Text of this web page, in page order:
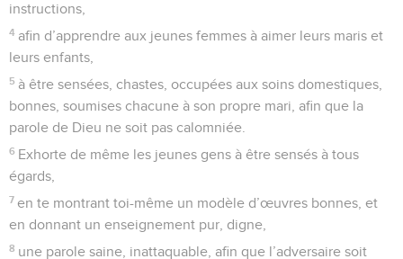
instructions,
4 afin d’apprendre aux jeunes femmes à aimer leurs maris et
leurs enfants,
5 à être sensées, chastes, occupées aux soins domestiques,
bonnes, soumises chacune à son propre mari, afin que la
parole de Dieu ne soit pas calomniée.
6 Exhorte de même les jeunes gens à être sensés à tous
égards,
7 en te montrant toi-même un modèle d’œuvres bonnes, et
en donnant un enseignement pur, digne,
8 une parole saine, inattaquable, afin que l’adversaire soit